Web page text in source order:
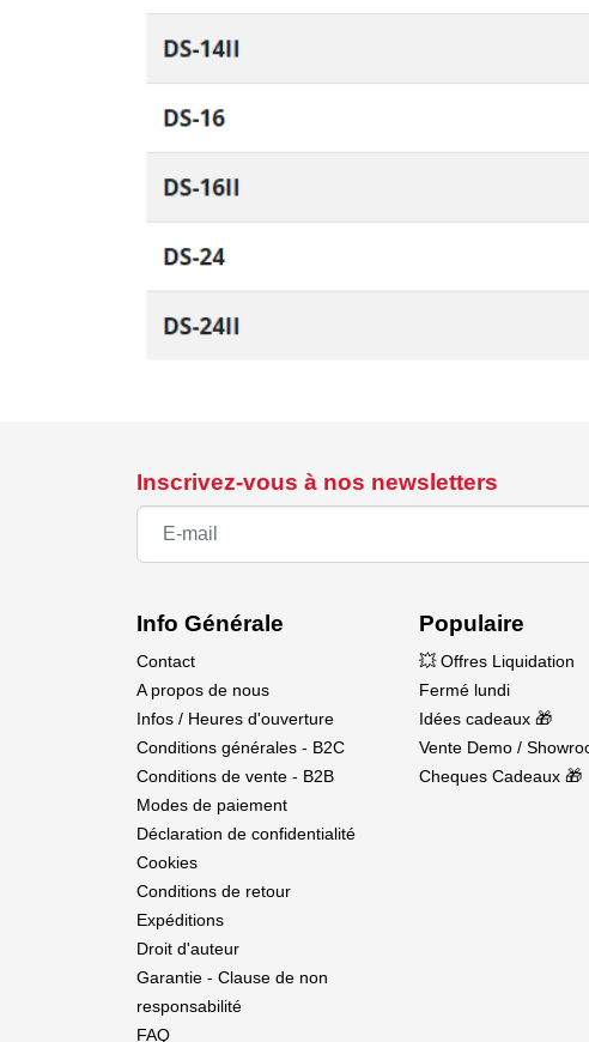
Inscrivez-vous à nos newsletters
Info Générale
Contact
A propos de nous
Infos / Heures d'ouverture
Conditions générales - B2C
Conditions de vente - B2B
Modes de paiement
Déclaration de confidentialité
Cookies
Conditions de retour
Expéditions
Droit d'auteur
Garantie - Clause de non
responsabilité
FAQ
Populaire
💥 Offres Liquidation
Fermé lundi
Idées cadeaux 🎁
Vente Demo /
Cheques Cadeaux 🎁